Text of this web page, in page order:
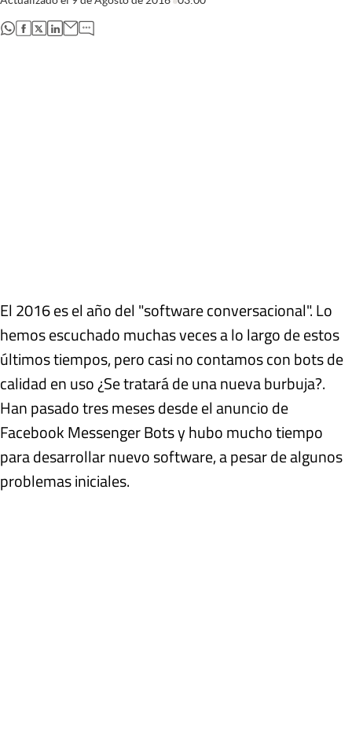
abre en nueva pestaña
abre en nueva pestaña
abre en nueva pestaña
abre en nueva pestaña
El 2016 es el año del "software conversacional". Lo
hemos escuchado muchas veces a lo largo de estos
últimos tiempos, pero casi no contamos con bots de
calidad en uso ¿Se tratará de una nueva burbuja?.
Han pasado tres meses desde el anuncio de
Facebook Messenger Bots y hubo mucho tiempo
para desarrollar nuevo software, a pesar de algunos
problemas iniciales.